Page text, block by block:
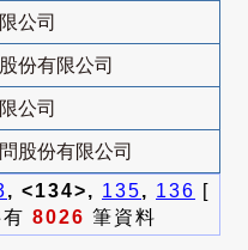
公司
份有限公司
公司
股份有限公司
, <134>, 135, 136 [
8026 筆資料